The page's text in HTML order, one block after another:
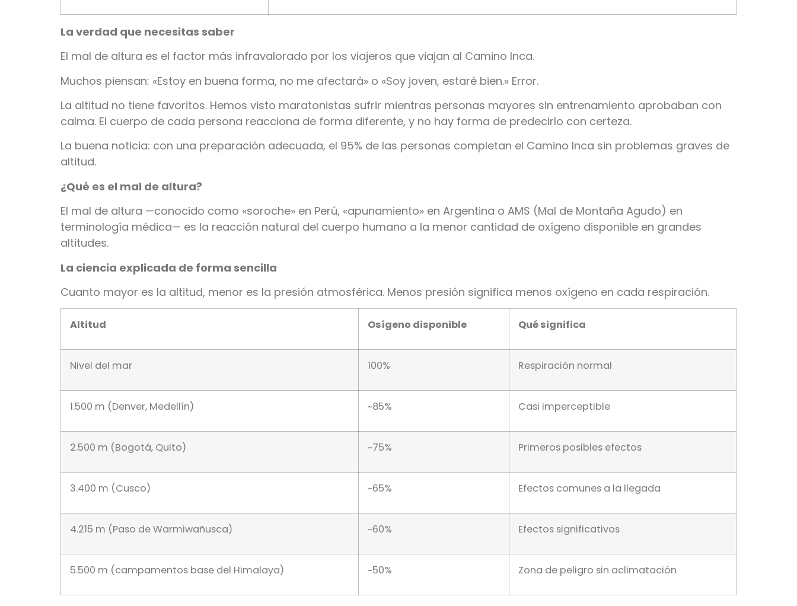
La verdad que necesitas saber
El mal de altura es el factor más infravalorado por los viajeros que viajan al Camino Inca.
Muchos piensan: «Estoy en buena forma, no me afectará» o «Soy joven, estaré bien.» Error.
La altitud no tiene favoritos. Hemos visto maratonistas sufrir mientras personas mayores sin entrenamiento aprobaban con
calma. El cuerpo de cada persona reacciona de forma diferente, y no hay forma de predecirlo con certeza.
La buena noticia: con una preparación adecuada, el 95% de las personas completan el Camino Inca sin problemas graves de
altitud.
¿Qué es el mal de altura?
El mal de altura —conocido como «soroche» en Perú, «apunamiento» en Argentina o AMS (Mal de Montaña Agudo) en
terminología médica— es la reacción natural del cuerpo humano a la menor cantidad de oxígeno disponible en grandes
altitudes.
La ciencia explicada de forma sencilla
Cuanto mayor es la altitud, menor es la presión atmosférica. Menos presión significa menos oxígeno en cada respiración.
Altitud Osígeno disponible Qué significa
Nivel del mar 100% Respiración normal
1.500 m (Denver, Medellín) ~85% Casi imperceptible
2.500 m (Bogotá, Quito) ~75% Primeros posibles efectos
3.400 m (Cusco) ~65% Efectos comunes a la llegada
4.215 m (Paso de Warmiwañusca) ~60% Efectos significativos
5.500 m (campamentos base del Himalaya) ~50% Zona de peligro sin aclimatación